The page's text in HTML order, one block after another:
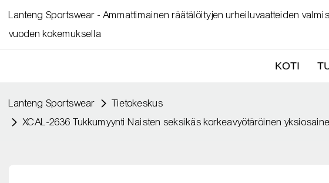
Lanteng Sportswear - Ammattimainen räätälöityjen urheiluvaatteiden
vuoden kokemuksella
KOTI
Lanteng Sportswear
Tietokeskus
XCAL-2636 Tukkumyynti Naisten seksikäs korkeavyötäröinen